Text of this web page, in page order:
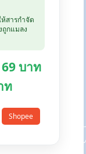
สารกำจัด
กแมลง
บาท
ท
Shopee